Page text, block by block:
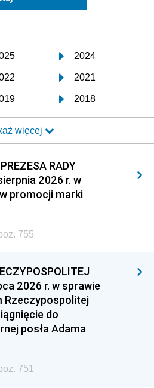
2024
2021
2018
2015
2012
2009
2006
1994
1991
1985
więcej
RADY
2026 r. w
promocji marki
755
2026 r. w sprawie
Rzeczypospolitej
do
posła Adama
751